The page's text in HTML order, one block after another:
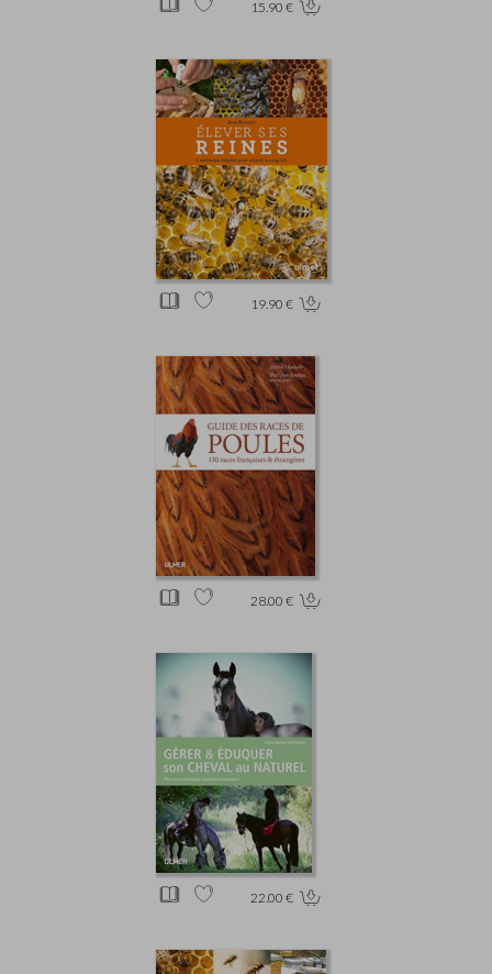
15.90 €
19.90 €
28.00 €
22.00 €